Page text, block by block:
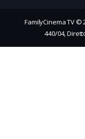
FamilyCinema TV ©
440/04,